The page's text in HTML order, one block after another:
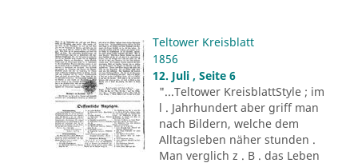
Teltower Kreisblatt
1856
12. Juli , Seite 6
"...Teltower KreisblattStyle ; im
l . Jahrhundert aber griff man
nach Bildern, welche dem
Alltagsleben näher stunden .
Man verglich z . B . das Leben